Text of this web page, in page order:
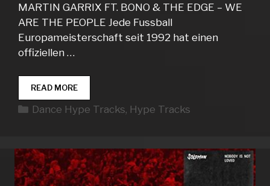
MARTIN GARRIX FT. BONO & THE EDGE – WE
ARE THE PEOPLE Jede Fussball
Europameisterschaft seit 1992 hat einen
offiziellen …
READ MOREDANCE
HYPE
TRACKS
Kategorien
Dance Hype Tracks, Hype Tracks